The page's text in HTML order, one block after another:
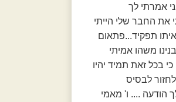
אמרתי לך
את החבר שלי הייתי
תפקיד...פתאום
משהו אמיתי
בכל זאת תמיד יהיו
לחזור לבסיס
הודעה .... ו' מאמי